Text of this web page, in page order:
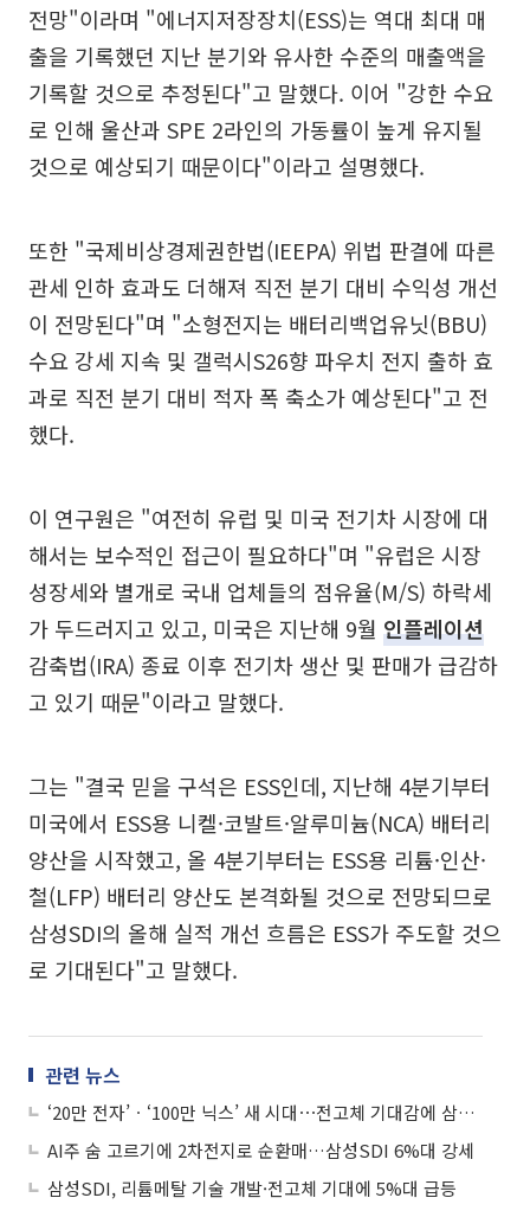
전망"이라며 "에너지저장장치(ESS)는 역대 최대 매
출을 기록했던 지난 분기와 유사한 수준의 매출액을
기록할 것으로 추정된다"고 말했다. 이어 "강한 수요
로 인해 울산과 SPE 2라인의 가동률이 높게 유지될
것으로 예상되기 때문이다"이라고 설명했다.
또한 "국제비상경제권한법(IEEPA) 위법 판결에 따른
관세 인하 효과도 더해져 직전 분기 대비 수익성 개선
이 전망된다"며 "소형전지는 배터리백업유닛(BBU)
수요 강세 지속 및 갤럭시S26향 파우치 전지 출하 효
과로 직전 분기 대비 적자 폭 축소가 예상된다"고 전
했다.
이 연구원은 "여전히 유럽 및 미국 전기차 시장에 대
해서는 보수적인 접근이 필요하다"며 "유럽은 시장
성장세와 별개로 국내 업체들의 점유율(M/S) 하락세
가 두드러지고 있고, 미국은 지난해 9월 인플레이션
감축법(IRA) 종료 이후 전기차 생산 및 판매가 급감하
고 있기 때문"이라고 말했다.
그는 "결국 믿을 구석은 ESS인데, 지난해 4분기부터
미국에서 ESS용 니켈·코발트·알루미늄(NCA) 배터리
양산을 시작했고, 올 4분기부터는 ESS용 리튬·인산·
철(LFP) 배터리 양산도 본격화될 것으로 전망되므로
삼성SDI의 올해 실적 개선 흐름은 ESS가 주도할 것으
로 기대된다"고 말했다.
관련 뉴스
‘20만 전자’ㆍ‘100만 닉스’ 새 시대⋯전고체 기대감에 삼성SDI 주목도↑
AI주 숨 고르기에 2차전지로 순환매…삼성SDI 6%대 강세
삼성SDI, 리튬메탈 기술 개발·전고체 기대에 5%대 급등